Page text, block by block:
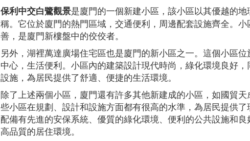
保利中交白鷺觀景是廈門的一個新建小區，該小區以其優越的
稱。它位於廈門的熱門區域，交通便利，周邊配套設施齊全。
善，是廈門新樓盤中的佼佼者。
另外，湖裡萬達廣場住宅區也是廈門的新小區之一。這個小區
中心，生活便利。小區內的建築設計現代時尚，綠化環境良好
設施，為居民提供了舒適、便捷的生活環境。
除了上述兩個小區，廈門還有許多其他新建成的小區，如國貿
些小區在規劃、設計和設施方面都有很高的水準，為居民提供
配備有先進的安保系統、優質的綠化環境、便利的公共設施和
高品質的居住環境。